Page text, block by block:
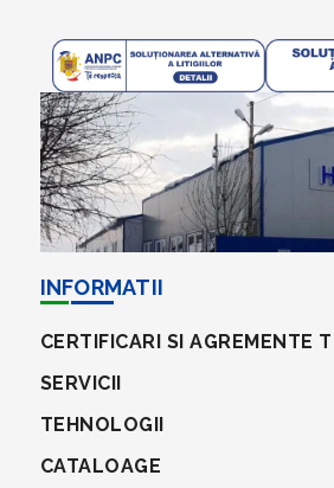
INFORMATII
CERTIFICARI SI AGREMENTE
SERVICII
TEHNOLOGII
CATALOAGE